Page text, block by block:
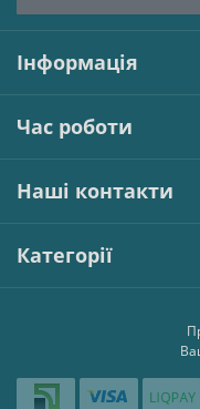
Інформація
Час роботи
Наші контакти
Категорії